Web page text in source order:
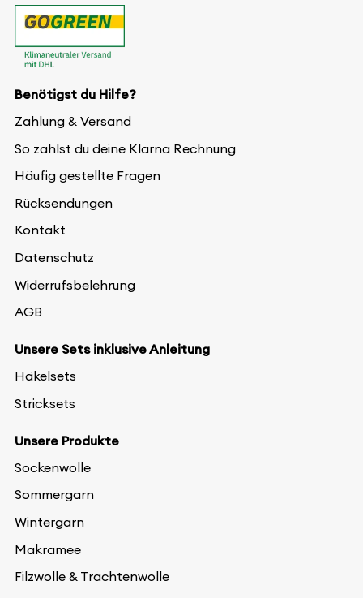
Benötigst du Hilfe?
Zahlung & Versand
So zahlst du deine Klarna Rechnung
Häufig gestellte Fragen
Rücksendungen
Kontakt
Datenschutz
Widerrufsbelehrung
AGB
Unsere Sets inklusive Anleitung
Häkelsets
Stricksets
Unsere Produkte
Sockenwolle
Sommergarn
Wintergarn
Makramee
Filzwolle & Trachtenwolle